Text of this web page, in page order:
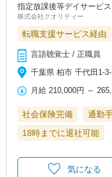
指定放課後等デイサービ
株式会社クオリティー
転職支援サービス経由
言語聴覚士 / 正職員
千葉県 柏市 千代田1-
月給 210,000円 ～
社会保険完備 通勤
18時までに退社可能
気になる